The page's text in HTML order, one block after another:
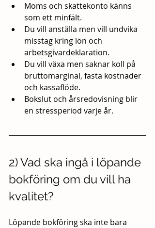
Moms och skattekonto känns
som ett minfält.
Du vill anställa men vill undvika
misstag kring lön och
arbetsgivardeklaration.
Du vill växa men saknar koll på
bruttomarginal, fasta kostnader
och kassaflöde.
Bokslut och årsredovisning blir
en stressperiod varje år.
2) Vad ska ingå i löpande
bokföring om du vill ha
kvalitet?
Löpande bokföring ska inte bara